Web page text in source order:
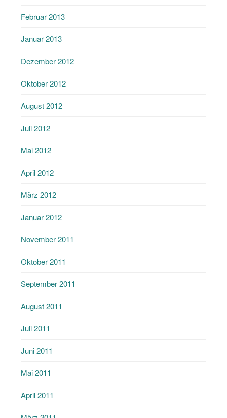
Februar 2013
Januar 2013
Dezember 2012
Oktober 2012
August 2012
Juli 2012
Mai 2012
April 2012
März 2012
Januar 2012
November 2011
Oktober 2011
September 2011
August 2011
Juli 2011
Juni 2011
Mai 2011
April 2011